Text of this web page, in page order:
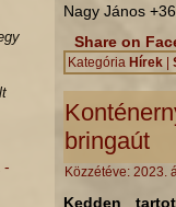
-
Nagy János
Share on
Kategória Hírek
bringaút
Közzétéve: 2023.
Kedden